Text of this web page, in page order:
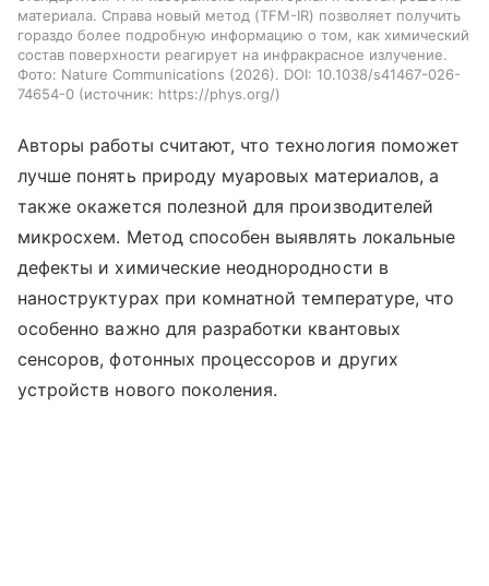
материала. Справа новый метод (TFM-IR) позволяет получить
гораздо более подробную информацию о том, как химический
состав поверхности реагирует на инфракрасное излучение.
Фото: Nature Communications (2026). DOI: 10.1038/s41467-026-
74654-0
источник: https://phys.org/
Авторы работы считают, что технология поможет
лучше понять природу муаровых материалов, а
также окажется полезной для производителей
микросхем. Метод способен выявлять локальные
дефекты и химические неоднородности в
наноструктурах при комнатной температуре, что
особенно важно для разработки квантовых
сенсоров, фотонных процессоров и других
устройств нового поколения.